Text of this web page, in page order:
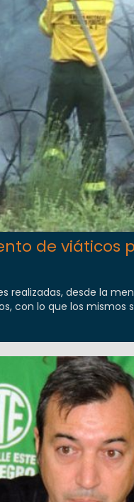
de
realizadas, desde la
con lo que los mismos